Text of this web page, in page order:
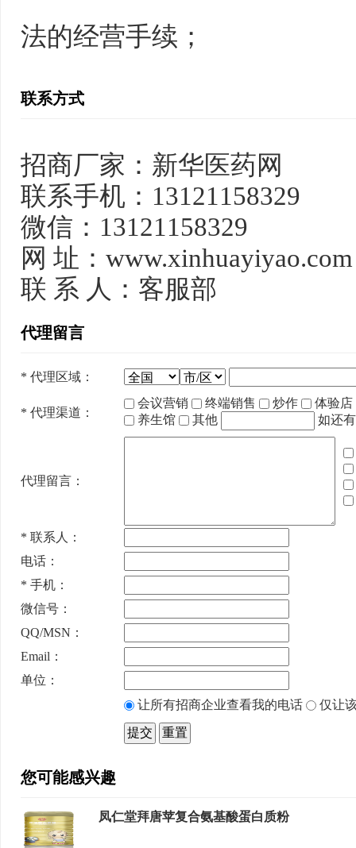
法的经营手续；
联系方式
招商厂家：新华医药网
联系手机：13121158329
微信：13121158329
网 址：www.xinhuayiyao.com
联 系 人：客服部
代理留言
* 代理区域：
* 代理渠道：
会议营销 终端销售 炒作
体验店
养生馆
其他 如还
代理留言：
* 联系人：
电话：
* 手机：
微信号：
QQ/MSN：
Email：
单位：
让所有招商企业查看我的电话
仅让
您可能感兴趣
凤仁堂拜唐苹复合氨基酸蛋白质粉